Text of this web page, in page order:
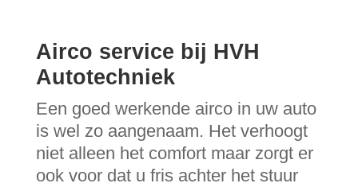
Airco service bij HVH
Autotechniek
Een goed werkende airco in uw auto
is wel zo aangenaam. Het verhoogt
niet alleen het comfort maar zorgt er
ook voor dat u fris achter het stuur